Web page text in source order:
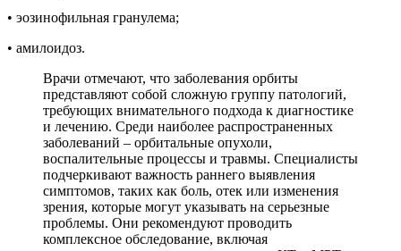
• эозинофильная гранулема;
• амилоидоз.
Врачи отмечают, что заболевания орбиты
представляют собой сложную группу патологий,
требующих внимательного подхода к диагностике
и лечению. Среди наиболее распространенных
заболеваний – орбитальные опухоли,
воспалительные процессы и травмы. Специалисты
подчеркивают важность раннего выявления
симптомов, таких как боль, отек или изменения
зрения, которые могут указывать на серьезные
проблемы. Они рекомендуют проводить
комплексное обследование, включая